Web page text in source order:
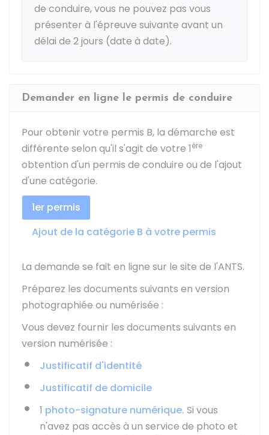
de conduire, vous ne pouvez pas vous
présenter à l'épreuve suivante avant un
délai de 2 jours (date à date).
Demander en ligne le permis de conduire
Pour obtenir votre permis B, la démarche est
différente selon qu'il s'agit de votre 1ère
obtention d'un permis de conduire ou de l'ajout
d'une catégorie.
1er permis
Ajout de la catégorie B à votre permis
La demande se fait en ligne sur le site de l'ANTS.
Préparez les documents suivants en version
photographiée ou numérisée :
Vous devez fournir les documents suivants en
version numérisée :
Justificatif d'identité
Justificatif de domicile
1 photo-signature numérique. Si vous
n'avez pas accès à un service de photo et